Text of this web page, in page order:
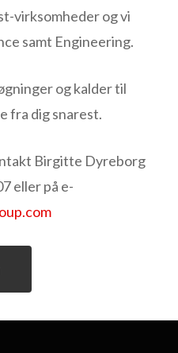
virksomheder og vi
samt Engineering.
og kalder til
fra dig snarest.
Birgitte Dyreborg
eller på e-